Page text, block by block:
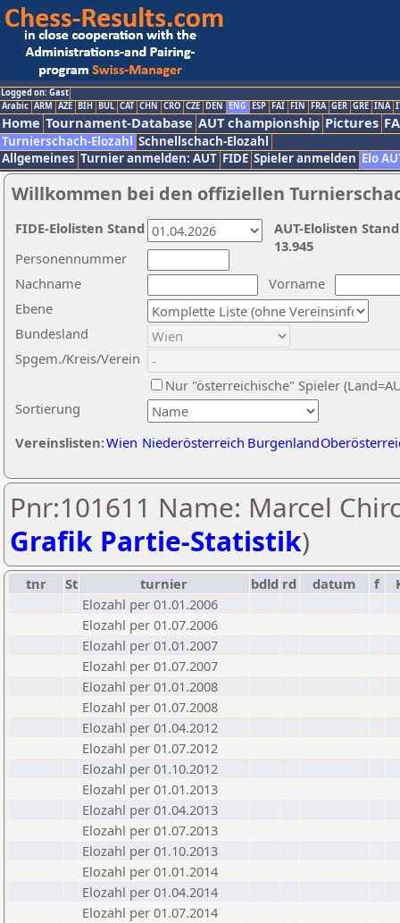
Logged on: Gast
Arabic ARM AZE BIH BUL CAT CHN CRO CZE DEN ENG ESP FAI FIN FRA GER GRE INA
Home Tournament-Database AUT championship Pictures
Turnierschach-Elozahl Schnellschach-Elozahl
Allgemeines Turnier anmelden: AUT FIDE Spieler anmelden Elo
Willkommen bei den offiziellen
Nachname
Vorname
Ebene
Sortierung
Personennummer
Bundesland
Spgem./Kreis/Verein
Nur "österreichische" Spieler
Vereinslisten:Wien Niederösterreich Burgenland
AUT-Elolisten
13.945
FIDE-Elolisten Stand
Pnr:101611 Name: Marcel
Grafik Partie-Statistik)
tnr St turnier bdld rd datum f
Elozahl per 01.01.2006
Elozahl per 01.07.2006
Elozahl per 01.01.2007
Elozahl per 01.07.2007
Elozahl per 01.01.2008
Elozahl per 01.07.2008
Elozahl per 01.04.2012
Elozahl per 01.07.2012
Elozahl per 01.10.2012
Elozahl per 01.01.2013
Elozahl per 01.04.2013
Elozahl per 01.07.2013
Elozahl per 01.10.2013
Elozahl per 01.01.2014
Elozahl per 01.04.2014
Elozahl per 01.07.2014